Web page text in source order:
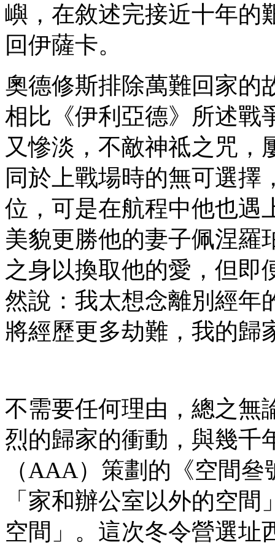
嶼，在敘述完接近十年的
回伊薩卡。
奧德修斯排除萬難回家的
相比《伊利亞德》所述戰
又慘淡，不敵神祗之咒，
同於上戰場時的無可選擇
位，可是在航程中他也遇
美貌更勝他的妻子佩涅羅
之身以換取他的愛，但即
然說：我太想念離別經年
將經歷更多劫難，我的歸
不需要任何理由，總之無
烈的歸家的衝動，與幾千
（AAA）策劃的《空間
「家和辦公室以外的空
空間」。這次冬令營選址